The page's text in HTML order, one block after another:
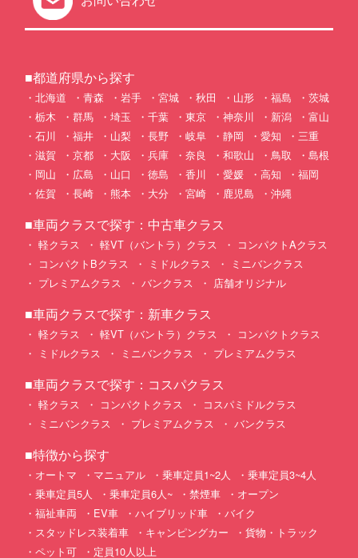
■都道府県から探す
北海道 青森 岩手 宮城 秋田 山形 福島
茨城
栃木
群馬 埼玉 千葉 東京 神奈川 新潟
富山
石川
福井 山梨 長野 岐阜 静岡 愛知
三重
滋賀
京都 大阪 兵庫 奈良 和歌山 鳥取
島根
岡山
広島 山口 徳島 香川 愛媛 高知
福岡
佐賀
長崎 熊本 大分 宮崎 鹿児島 沖縄
■車両クラスで探す：中古車クラス
軽クラス 軽VT（バントラ）クラス
コンパクトAクラス
コンパクトBクラス
ミドルクラス
ミニバンクラス
プレミアムクラス
バンクラス 店舗オリジナル
■車両クラスで探す：新車クラス
軽クラス 軽VT（バントラ）クラス
コンパクトクラス
ミドルクラス
ミニバンクラス プレミアムクラス
■車両クラスで探す：コスパクラス
軽クラス コンパクトクラス
コスパミドルクラス
ミニバンクラス
プレミアムクラス バンクラス
■特徴から探す
オートマ マニュアル 乗車定員1~2人
乗車定員3~4人
乗車定員5人
乗車定員6人~ 禁煙車
オープン
福祉車両
EV車 ハイブリッド車
バイク
スタッドレス装着車
キャンピングカー
貨物・トラック
ペット可
定員10人以上